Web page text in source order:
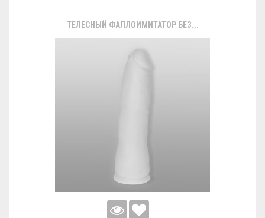
ТЕЛЕСНЫЙ ФАЛЛОИМИТАТОР БЕЗ...